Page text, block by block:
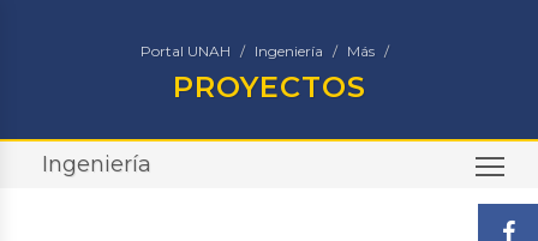
Portal UNAH Ingeniería Más
PROYECTOS
Ingeniería